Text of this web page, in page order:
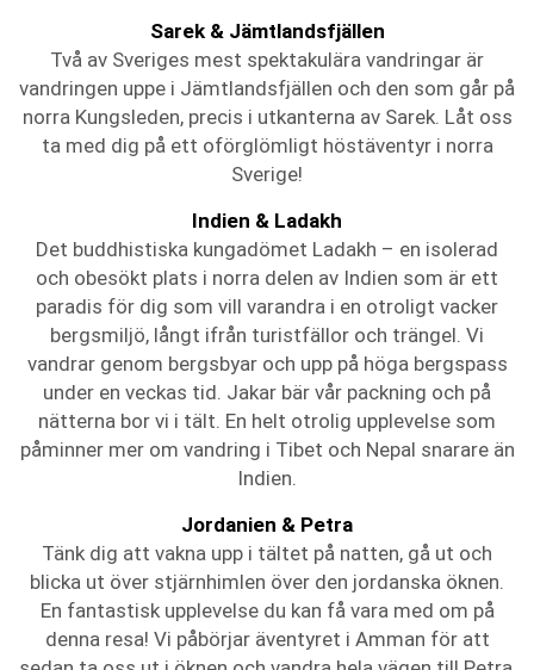
Sarek & Jämtlandsfjällen
Två av Sveriges mest spektakulära vandringar är
vandringen uppe i Jämtlandsfjällen och den som går på
norra Kungsleden, precis i utkanterna av Sarek. Låt oss
ta med dig på ett oförglömligt höstäventyr i norra
Sverige!
Indien & Ladakh
Det buddhistiska kungadömet Ladakh – en isolerad
och obesökt plats i norra delen av Indien som är ett
paradis för dig som vill varandra i en otroligt vacker
bergsmiljö, långt ifrån turistfällor och trängel. Vi
vandrar genom bergsbyar och upp på höga bergspass
under en veckas tid. Jakar bär vår packning och på
nätterna bor vi i tält. En helt otrolig upplevelse som
påminner mer om vandring i Tibet och Nepal snarare än
Indien.
Jordanien & Petra
Tänk dig att vakna upp i tältet på natten, gå ut och
blicka ut över stjärnhimlen över den jordanska öknen.
En fantastisk upplevelse du kan få vara med om på
denna resa! Vi påbörjar äventyret i Amman för att